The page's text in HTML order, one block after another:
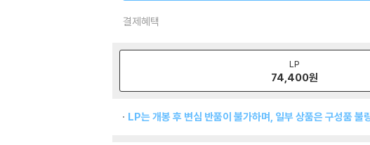
결제혜택
LP
74,400원
LP는 개봉 후 변심 반품이 불가하며, 일부 상품은 구성품 불